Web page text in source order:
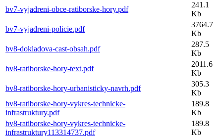
bv7-vyjadreni-obce-ratiborske-hory.pdf
241.1
Kb
bv7-vyjadreni-policie.pdf
3764.7
Kb
bv8-dokladova-cast-obsah.pdf
287.5
Kb
bv8-ratiborske-hory-text.pdf
2011.6
Kb
bv8-ratiborske-hory-urbanisticky-navrh.pdf
305.3
Kb
bv8-ratiborske-hory-vykres-technicke-
infrastruktury.pdf
189.8
Kb
bv8-ratiborske-hory-vykres-technicke-
infrastruktury113314737.pdf
189.8
Kb